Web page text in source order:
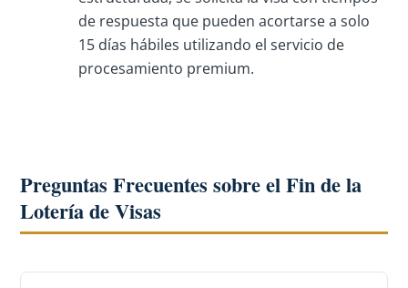
de respuesta que pueden acortarse a solo
15 días hábiles utilizando el servicio de
procesamiento premium.
Preguntas Frecuentes sobre el Fin de la
Lotería de Visas